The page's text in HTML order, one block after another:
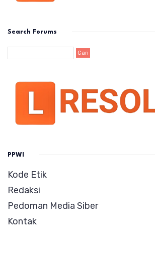
Search Forums
PPWI
Kode Etik
Redaksi
Pedoman Media Siber
Kontak